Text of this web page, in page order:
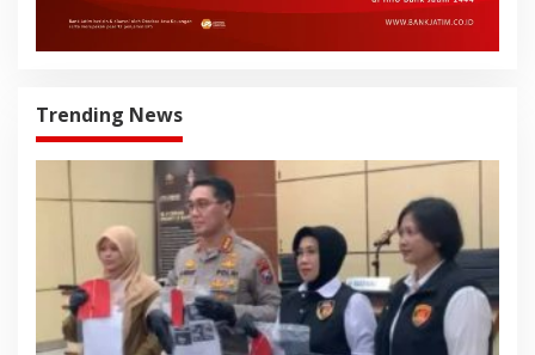
Trending News